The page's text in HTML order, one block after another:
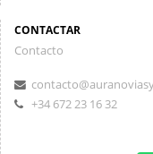
CONTACTAR
Contacto
+34 672 23 16 32